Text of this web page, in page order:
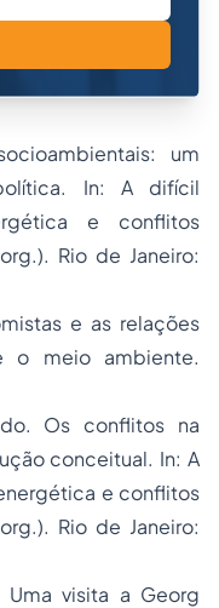
um
In: A difícil
e conflitos
Rio de Janeiro:
e as relações
o meio ambiente.
do. Os conflitos na
conceitual. In: A
e conflitos
Rio de Janeiro:
Uma visita a Georg